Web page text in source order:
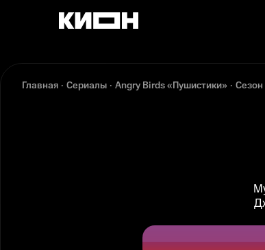
Главная Сериалы Angry Birds «Пушистики» Сезон